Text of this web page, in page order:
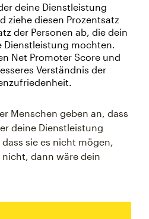
deine Dienstleistung
ziehe diesen Prozentsatz
der Personen ab, die dein
Dienstleistung mochten.
Net Promoter Score und
Verständnis der
Menschen geben an, dass
deine Dienstleistung
dass sie es nicht mögen,
dann wäre dein